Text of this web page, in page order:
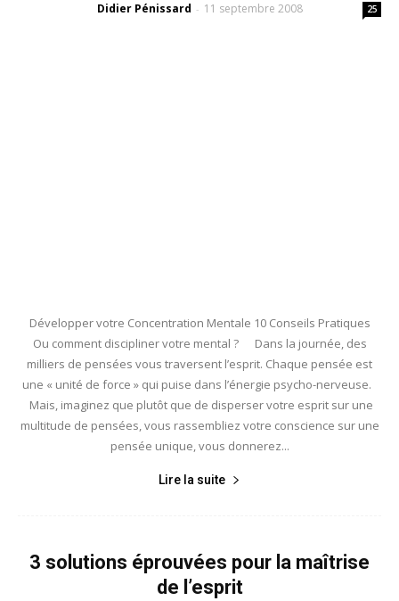
Didier Pénissard - 11 septembre 2008 25
Développer votre Concentration Mentale 10 Conseils Pratiques
Ou comment discipliner votre mental ? Dans la journée, des
milliers de pensées vous traversent l’esprit. Chaque pensée est
une « unité de force » qui puise dans l’énergie psycho-nerveuse.
Mais, imaginez que plutôt que de disperser votre esprit sur une
multitude de pensées, vous rassembliez votre conscience sur une
pensée unique, vous donnerez...
Lire la suite
3 solutions éprouvées pour la maîtrise
de l’esprit